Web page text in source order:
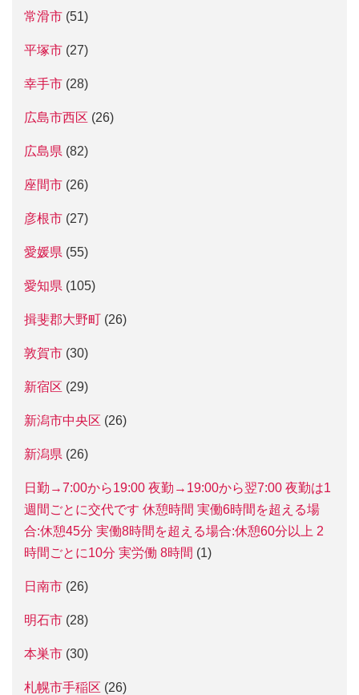
常滑市 (51)
平塚市 (27)
幸手市 (28)
広島市西区 (26)
広島県 (82)
座間市 (26)
彦根市 (27)
愛媛県 (55)
愛知県 (105)
揖斐郡大野町 (26)
敦賀市 (30)
新宿区 (29)
新潟市中央区 (26)
新潟県 (26)
日勤→7:00から19:00 夜勤→19:00から翌7:00 夜勤は1
週間ごとに交代です 休憩時間 実働6時間を超える場
合:休憩45分 実働8時間を超える場合:休憩60分以上 2
時間ごとに10分 実労働 8時間 (1)
日南市 (26)
明石市 (28)
本巣市 (30)
札幌市手稲区 (26)